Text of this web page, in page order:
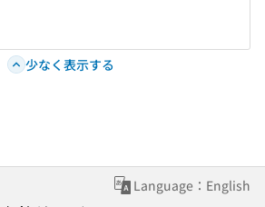
少なく表示する
Language：English